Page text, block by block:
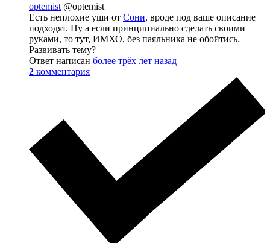
optemist @optemist
Есть неплохие уши от Сони, вроде под ваше описание
подходят. Ну а если принципиально сделать своими
руками, то тут, ИМХО, без паяльника не обойтись.
Развивать тему?
Ответ написан более трёх лет назад
2 комментария